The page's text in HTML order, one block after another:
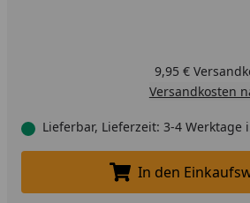
9,95 €
Versandkosten
Lieferbar, Lieferzeit: 3-4 Werktage
In den
In den